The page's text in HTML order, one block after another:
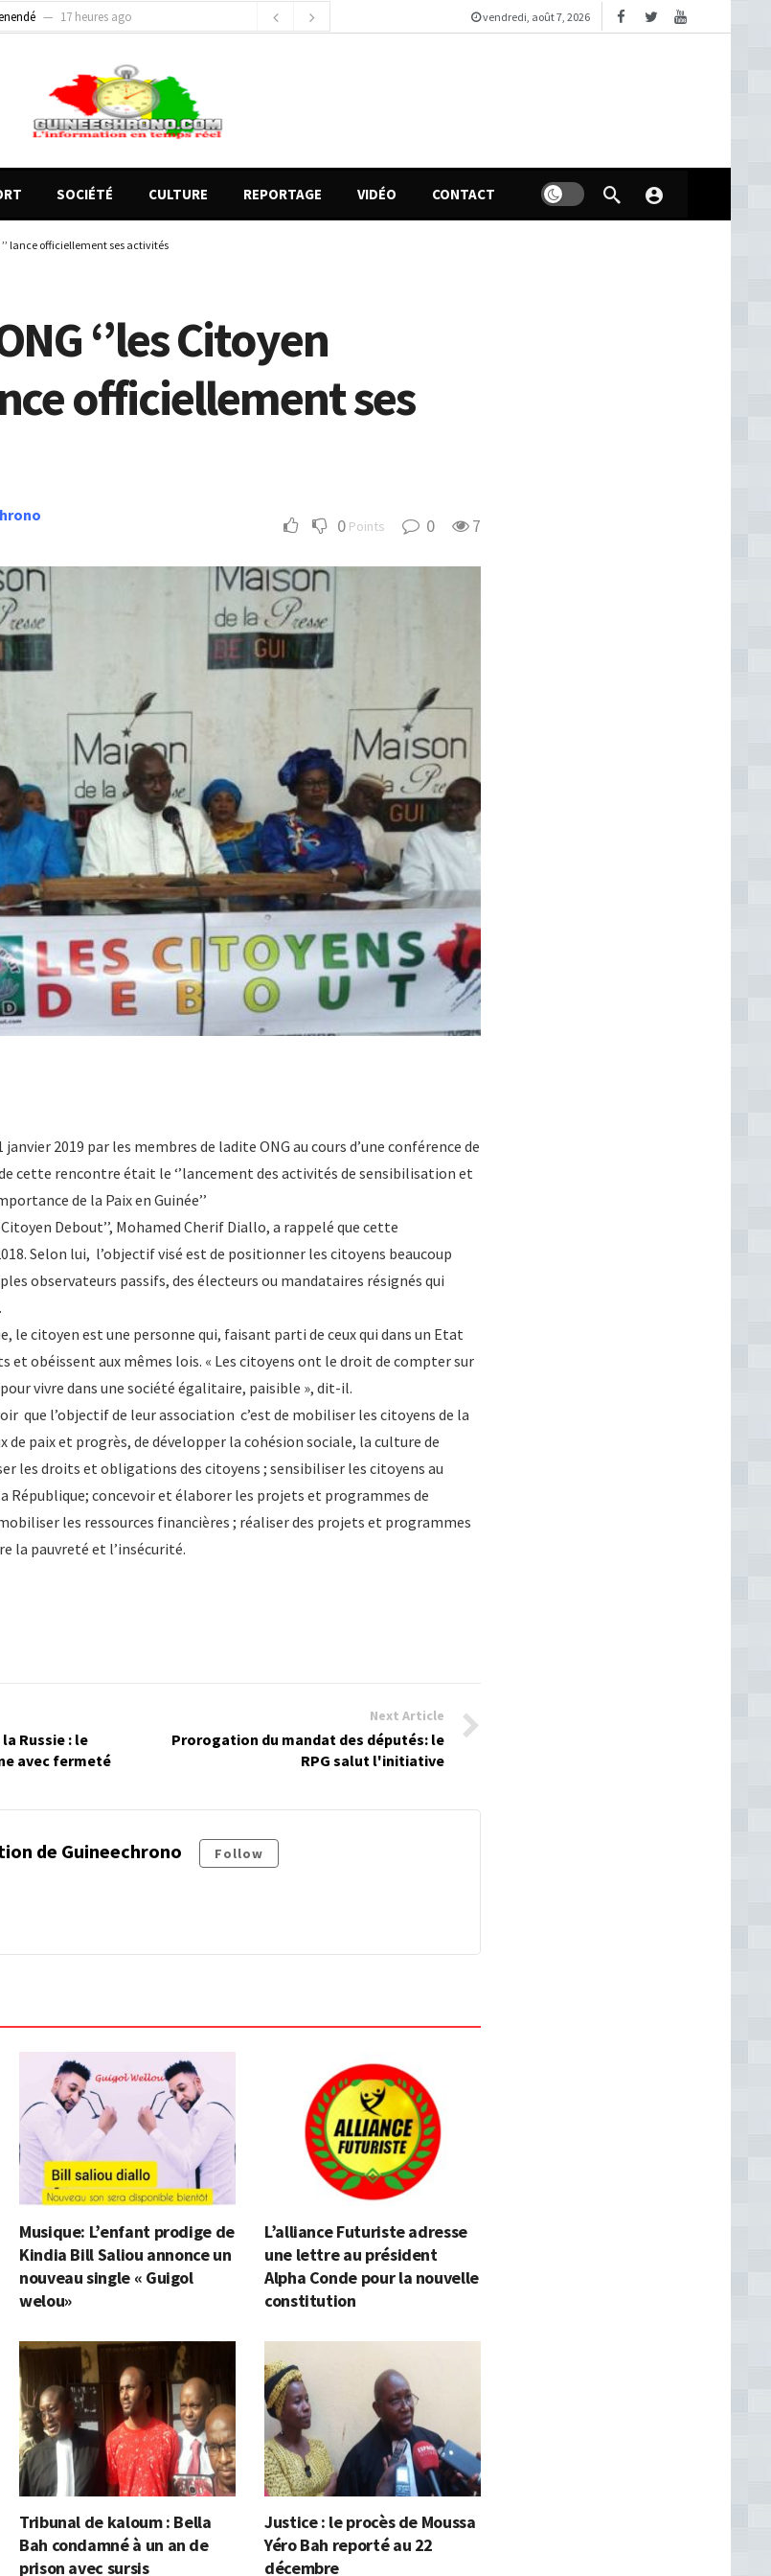
un partenariat stratégique vendredi, août 7, 2026
SOCIÉTÉ CULTURE REPORTAGE VIDÉO CONTACT
’’ lance officiellement ses activités
‘’les Citoyen
officiellement ses
0 Points 0 7
janvier 2019 par les membres de ladite ONG au cours d’une conférence de
cette rencontre était le ‘’lancement des activités de sensibilisation et
de la Paix en Guinée’’
Debout’’, Mohamed Cherif Diallo, a rappelé que cette
Selon lui, l’objectif visé est de positionner les citoyens beaucoup
observateurs passifs, des électeurs ou mandataires résignés qui
le citoyen est une personne qui, faisant parti de ceux qui dans un Etat
et obéissent aux mêmes lois. « Les citoyens ont le droit de compter sur
vivre dans une société égalitaire, paisible », dit-il.
que l’objectif de leur association c’est de mobiliser les citoyens de la
de paix et progrès, de développer la cohésion sociale, la culture de
les droits et obligations des citoyens ; sensibiliser les citoyens au
République; concevoir et élaborer les projets et programmes de
les ressources financières ; réaliser des projets et programmes
la pauvreté et l’insécurité.
Russie : le
avec fermeté
Next Article
Prorogation du mandat des députés: le
RPG salut l'initiative
de Guineechrono Follow
Musique: L’enfant prodige de
Kindia Bill Saliou annonce un
nouveau single « Guigol
welou»
L’alliance Futuriste adresse
une lettre au président
Alpha Conde pour la nouvelle
constitution
Tribunal de kaloum : Bella
Bah condamné à un an de
prison avec sursis
Justice : le procès de Moussa
Yéro Bah reporté au 22
décembre